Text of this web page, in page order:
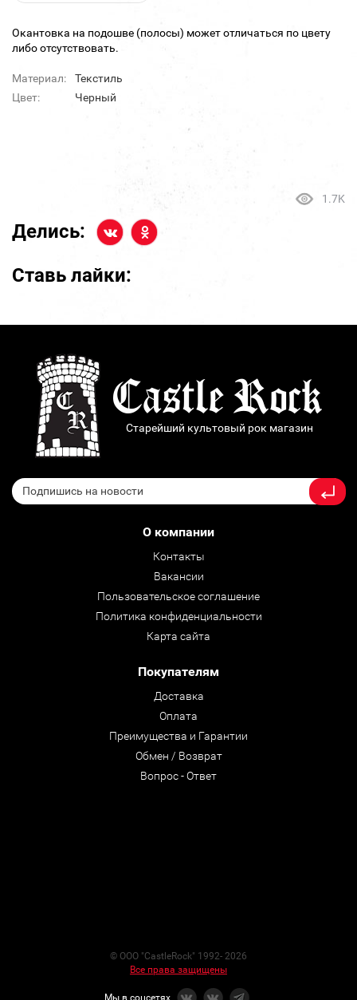
Окантовка на подошве (полосы) может отличаться по цвету
либо отсутствовать.
Материал:
Текстиль
Цвет:
Черный
1.7K
Делись:
Ставь лайки:
Старейший культовый рок магазин
О компании
Контакты
Вакансии
Пользовательское соглашение
Политика конфиденциальности
Карта сайта
Покупателям
Доставка
Оплата
Преимущества и Гарантии
Обмен / Возврат
Вопрос - Ответ
© ООО "CastleRock" 1992- 2026
Все права защищены
Мы в соцсетях